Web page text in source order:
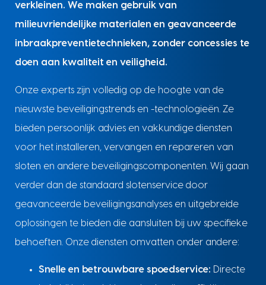
verkleinen. We maken gebruik van
milieuvriendelijke materialen en geavanceerde
inbraakpreventietechnieken, zonder concessies te
doen aan kwaliteit en veiligheid.
Onze experts zijn volledig op de hoogte van de
nieuwste beveiligingstrends en -technologieën. Ze
bieden persoonlijk advies en vakkundige diensten
voor het installeren, vervangen en repareren van
sloten en andere beveiligingscomponenten. Wij gaan
verder dan de standaard slotenservice door
geavanceerde beveiligingsanalyses en uitgebreide
oplossingen te bieden die aansluiten bij uw specifieke
behoeften. Onze diensten omvatten onder andere:
Snelle en betrouwbare spoedservice: Directe